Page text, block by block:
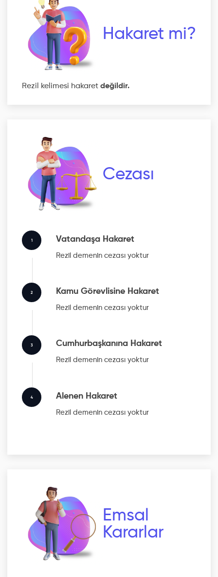
Hakaret mi?
Rezil kelimesi hakaret değildir.
Cezası
1 Vatandaşa Hakaret
Rezil demenin cezası yoktur
2 Kamu Görevlisine Hakaret
Rezil demenin cezası yoktur
3 Cumhurbaşkanına Hakaret
Rezil demenin cezası yoktur
4 Alenen Hakaret
Rezil demenin cezası yoktur
Emsal
Kararlar